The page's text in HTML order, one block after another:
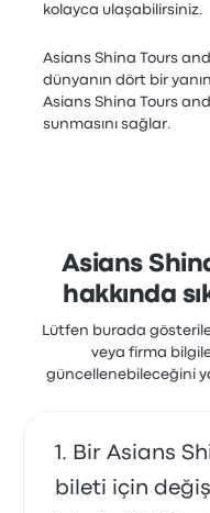
kolayca ulaşabilirsiniz.
Asians Shina Tours and
dünyanın dört bir
Asians Shina Tours
sunmasını sağlar.
Asians
hakkında
Lütfen burada
veya firma
güncellenebileceğini
Bir Asians
bileti için